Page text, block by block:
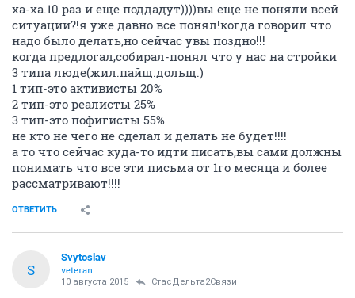
ха-ха.10 раз и еще поддадут))))вы еще не поняли всей
ситуации?!я уже давно все понял!когда говорил что
надо было делать,но сейчас увы поздно!!!
когда предлогал,собирал-понял что у нас на стройки
3 типа люде(жил.пайщ.дольщ.)
1 тип-это активисты 20%
2 тип-это реалисты 25%
3 тип-это пофигисты 55%
не кто не чего не сделал и делать не будет!!!!
а то что сейчас куда-то идти писать,вы сами должны
понимать что все эти письма от 1го месяца и более
рассматривают!!!!
ОТВЕТИТЬ
S
Svytoslav
veteran
10 августа 2015 СтасДельта2Связи